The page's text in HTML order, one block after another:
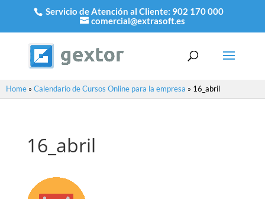
Servicio de Atención al Cliente: 902 170 000
comercial@extrasoft.es
Home » Calendario de Cursos Online para la empresa » 16_abril
16_abril